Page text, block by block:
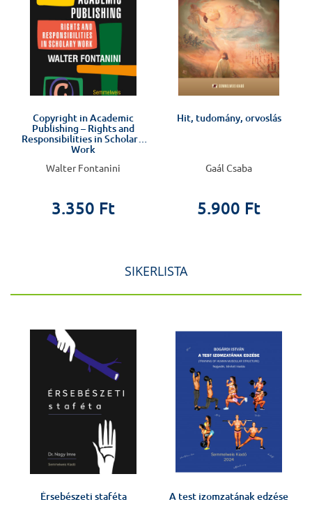
Copyright in Academic
Publishing – Rights and
Responsibilities in Scholarly
Work
Walter Fontanini
3.350 Ft
Hit, tudomány, orvoslás
Gaál Csaba
5.900 Ft
SIKERLISTA
Érsebészeti staféta A test izomzatának edzése